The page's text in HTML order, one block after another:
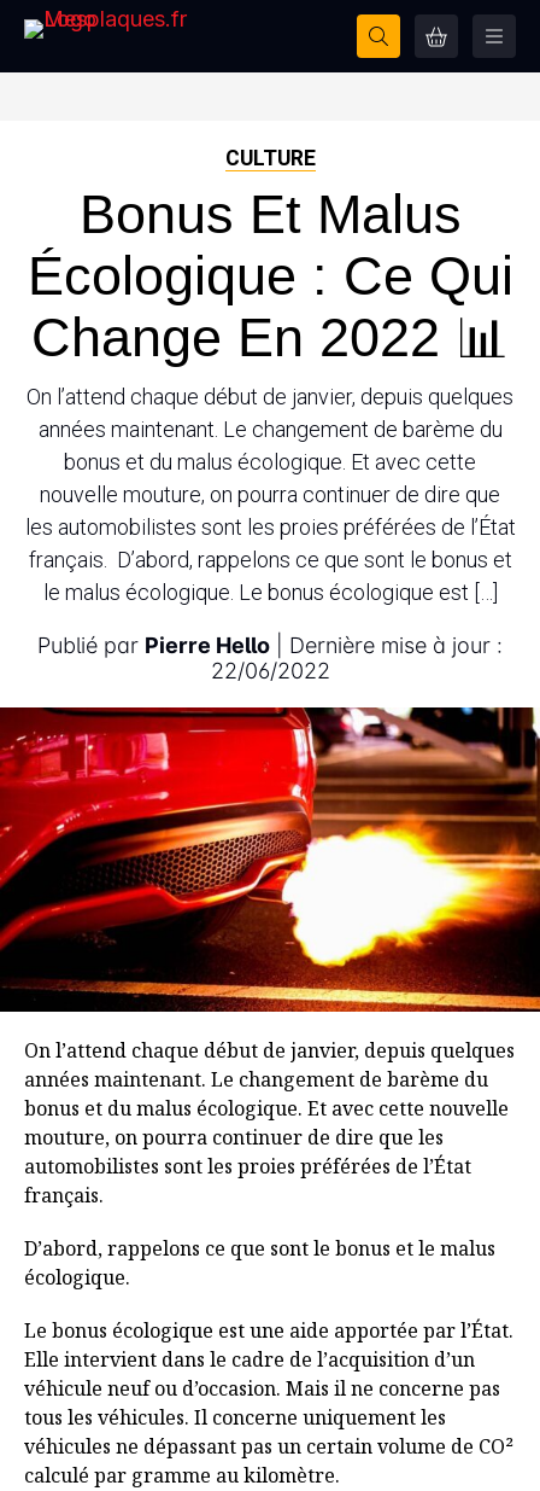
CULTURE
Bonus Et Malus
Écologique : Ce Qui
Change En 2022 📊
On l’attend chaque début de janvier, depuis quelques
années maintenant. Le changement de barème du
bonus et du malus écologique. Et avec cette
nouvelle mouture, on pourra continuer de dire que
les automobilistes sont les proies préférées de l’État
français. D’abord, rappelons ce que sont le bonus et
le malus écologique. Le bonus écologique est […]
Publié par Pierre Hello | Dernière mise à jour :
22/06/2022
On l’attend chaque début de janvier, depuis quelques
années maintenant. Le changement de barème du
bonus et du malus écologique. Et avec cette nouvelle
mouture, on pourra continuer de dire que les
automobilistes sont les proies préférées de l’État
français.
D’abord, rappelons ce que sont le bonus et le malus
écologique.
Le bonus écologique est une aide apportée par l’État.
Elle intervient dans le cadre de l’acquisition d’un
véhicule neuf ou d’occasion. Mais il ne concerne pas
tous les véhicules. Il concerne uniquement les
véhicules ne dépassant pas un certain volume de CO²
calculé par gramme au kilomètre.